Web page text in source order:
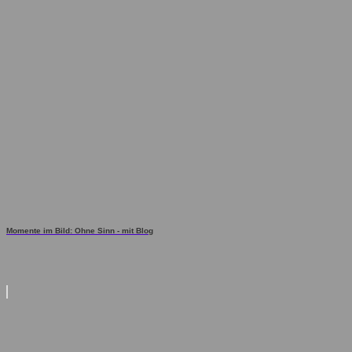
Momente im Bild: Ohne Sinn - mit Blog